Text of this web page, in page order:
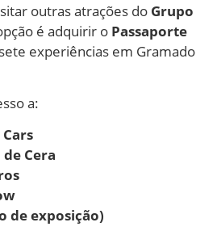
outras atrações do Grupo
é adquirir o Passaporte
experiências em Gramado
a:
Cera
de exposição)